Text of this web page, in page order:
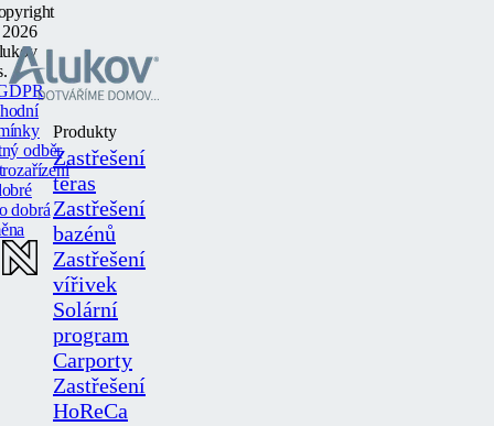
Produkty
Zastřešení
teras
Zastřešení
bazénů
Zastřešení
vířivek
Solární
program
Carporty
Zastřešení
HoReCa
odběr
dobrá